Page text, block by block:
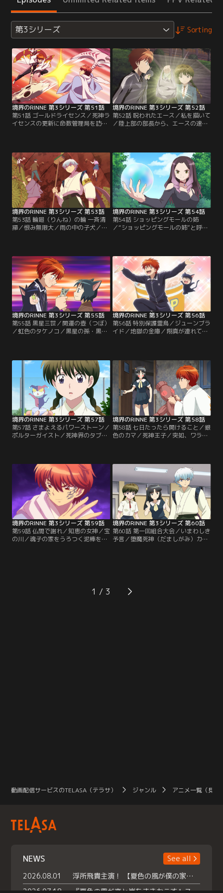
第3シリーズ Sorting
境界のRINNE 第3シリーズ 第51話
第51話 ゴールドライセンス／死神ラ
イセンスの更新に命数管理局を訪れ
される。犯人がだまし神と知ったり
んねたちは、すぐに堕魔死神（だま
しがみ）カンパニーへと乗り込み、
偽造ライセンスを燃やしてしまう。
しかし、鯖人（さばと）は自分の持
つ本物のライセンスが…。【提供：
バンダイチャンネル】
境界のRINNE 第3シリーズ 第52話
第52話 呪われたエース／私を描いて
／陸上部の部長から、エースの速田
が不自然に転ぶことを相談されたり
んて信じない」と一蹴されてしま
う。しかし、速田には秘密があっ
て…。／美術室に顔のない女の霊が
現れた。絵心のある男子に「私を描
いて」とお願いしては、似顔絵もろ
とも男子の顔を塗りつぶして…。
【提供：バンダイチャンネル】
境界のRINNE 第3シリーズ 第53話
第53話 輪廻（りんね）の輪 一斉清
掃／恨み無限大／雨の中の子犬／輪
し神・れんげや鯖人（さばと）が現
れて…。／来兎（らいと）・零不兎
（れふと）がりんねのもとに、なぜ
か妙に心ひかれるカマを持ち込んで
きた。実はそのカマは…。【提供：
バンダイチャンネル】
境界のRINNE 第3シリーズ 第54話
第54話 ショッピングモールの姉
／“ショッピングモールの姉”と呼ば
いる死神道具かもしれないと言う。
早速、ショッピングモールに向かう
も、そこには「死神へ 水晶玉は渡し
ません」という張り紙が残されてい
た。未来を見通す“姉”にまんまと逃
げられて…。【提供：バンダイチャ
ンネル】
境界のRINNE 第3シリーズ 第55話
第55話 黒星三世／開運の壺（つぼ）
／虹色のタケノコ／黒星の孫・黒星
あり…。／紛失したお金について、
アネットに相談する鯖人（さば
と）。アネットの水晶玉には、壺か
らお金を取り出すりんねの姿が映
り…。／短冊の願い事を、1つだけ
確実にかなえる虹色の竹…。【提
供：バンダイチャンネル】
境界のRINNE 第3シリーズ 第56話
第56話 特別保護霊鳥／ジューンブラ
イド／地獄の金庫／翔真が連れてき
として…。／梅雨時に現れる花嫁の
霊。結婚式場を探しているはずが、
なぜか喫茶店に入り…。／空から降
ってきた金庫に胸が高鳴るりんねと
六文。天からの贈り物に感謝し、早
速開けようとするが…。【提供：バ
ンダイチャンネル】
境界のRINNE 第3シリーズ 第57話
第57話 さまよえるパワーストーン／
ポルターガイスト／死神界のタブー
屋の間では伝説のモノらしいが…。
／桜のクラスメート・仮屋の家でポ
ルターガイストが頻発！りんねたち
が家を訪れると、いかにも珍妙な霊
が…。／死神のタブーの1つ、回収
した浮遊霊を…。【提供：バンダイ
チャンネル】
境界のRINNE 第3シリーズ 第58話
第58話 七日たったら開けること／銀
色のカマ／死神王子／突如、ワラ人
と）・零不兎（れふと）がりんねの
もとに持ち込んだ銀色のカマ。それ
は大金の夢がつまった、伝説の“銀
はがし”のカマだった！／桜が出会
った少女の霊は、沫悟（まつご）に
憧れを抱いていた…。【提供：バン
ダイチャンネル】
境界のRINNE 第3シリーズ 第59話
第59話 仏間で謝れ／知恵の女神／宝
の川／魂子の家をうろつく泥棒を捕
ら知恵の女神・ミネルヴァが送られ
てきて…。／三途の川で行われる川
境界のRINNE 第3シリーズ 第60話
第60話 第一回組合大会／いまわしき
予言／堕魔死神（だましがみ）カン
る鯖人だったが…。／れんげのこと
が心配で占ってみたというアネッ
1
動画配信サービスのTELASA（テラサ） ジャンル アニメ一覧（見放
NEWS
See all
2026.08.01
浮所飛貴主演！ 【夏色の風が僕の家にやってきた】 本日よりテラサで独占配信スタート！